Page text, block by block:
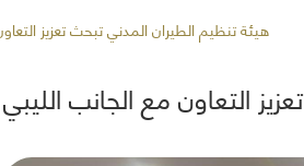
/ هيئة تنظيم الطيران المدني تبحث تعزيز
التعاون مع الجانب الليبي